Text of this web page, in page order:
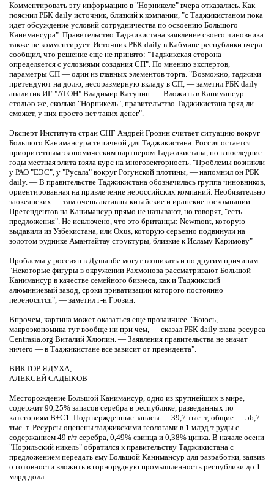
Комментировать эту информацию в "Норникеле" вчера отказались. Как
пояснил РБК daily источник, близкий к компании, "с Таджикистаном пока
идет обсуждение условий сотрудничества по освоению Большого
Канимансура". Правительство Таджикистана заявление своего чиновника
также не комментирует. Источник РБК daily в Кабмине республики вчера
сообщил, что решение еще не принято: "Таджикская сторона
определяется с условиями создания СП". По мнению экспертов,
параметры СП — один из главных элементов торга. "Возможно, таджики
претендуют на долю, несоразмерную вкладу в СП, — заметил РБК daily
аналитик ИГ "АТОН" Владимир Катунин. — Вложить в Канимансур
столько же, сколько "Норникель", правительство Таджикистана вряд ли
сможет, у них просто нет таких денег".
Эксперт Института стран СНГ Андрей Грозин считает ситуацию вокруг
Большого Канимансура типичной для Таджикистана. Россия остается
приоритетным экономическим партнером Таджикистана, но в последние
годы местная элита взяла курс на многовекторность. "Проблемы возникли
у РАО "ЕЭС", у "Русала" вокруг Рогунской плотины, — напомнил он РБК
daily. — В правительстве Таджикистана обозначилась группа чиновников,
ориентированная на привлечение нероссийских компаний. Необязательно
заокеанских — там очень активны китайские и иранские госкомпании.
Претендентов на Канимансур прямо не называют, но говорят, "есть
предложения". Не исключено, что это британцы: Newmont, которую
выдавили из Узбекистана, или Oxus, которую серьезно подвинули на
золотом руднике Амантайтау структуры, близкие к Исламу Каримову"
Проблемы у россиян в Душанбе могут возникать и по другим причинам.
"Некоторые фигуры в окружении Рахмонова рассматривают Большой
Канимансур в качестве семейного бизнеса, как и Таджикский
алюминиевый завод, сроки приватизации которого постоянно
переносятся", — заметил г-н Грозин.
Впрочем, картина может оказаться еще прозаичнее. "Боюсь,
макроэкономика тут вообще ни при чем, — сказал РБК daily глава ресурса
Centrasia.org Виталий Хлюпин. — Заявления правительства не значат
ничего — в Таджикистане все зависит от президента".
ВИКТОР ЯДУХА,
АЛЕКСЕЙ САДЫКОВ
Месторождение Большой Канимансур, одно из крупнейших в мире,
содержит 90,25% запасов серебра в республике, разведанных по
категориям В+С1. Подтвержденные запасы — 39,7 тыс. т, общие — 56,7
тыс. т. Ресурсы оценены таджикскими геологами в 1 млрд т руды с
содержанием 49 г/т серебра, 0,49% свинца и 0,38% цинка. В начале осени
"Норильский никель" обратился к правительству Таджикистана с
предложением передать ему Большой Канимансур для разработки, заявив
о готовности вложить в горнорудную промышленность республики до 1
млрд долл.